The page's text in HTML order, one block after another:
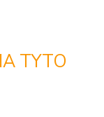
TYTO